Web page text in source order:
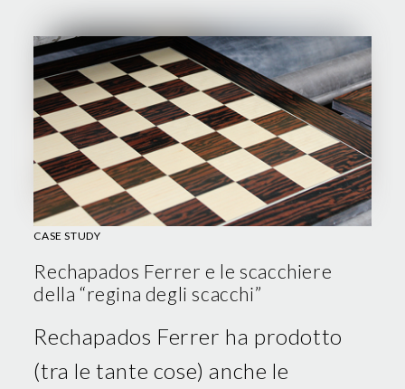
CASE STUDY
Rechapados Ferrer e le scacchiere
della “regina degli scacchi”
Rechapados Ferrer ha prodotto
(tra le tante cose) anche le